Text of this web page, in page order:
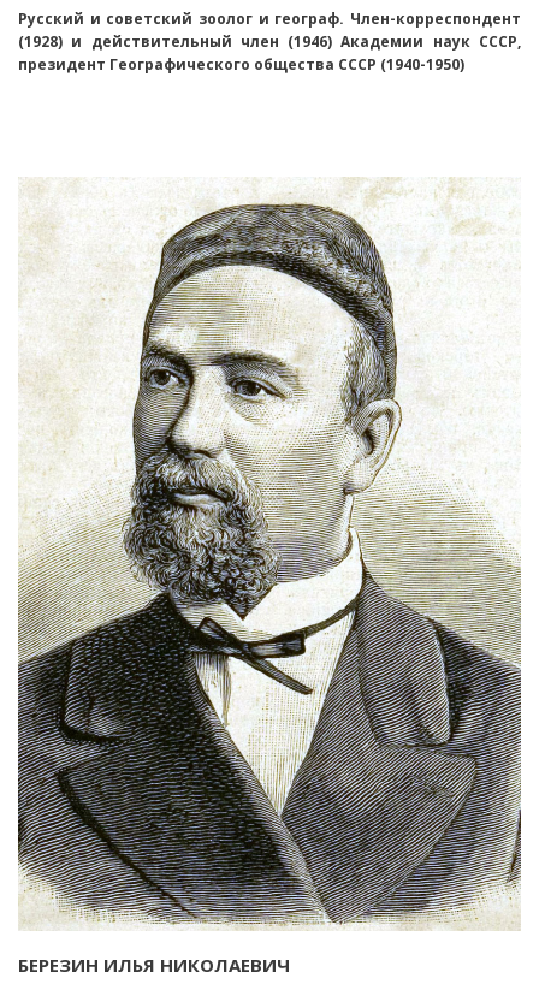
Русский и советский зоолог и географ. Член-корреспондент
(1928) и действительный член (1946) Академии наук СССР,
президент Географического общества СССР (1940-1950)
БЕРЕЗИН ИЛЬЯ НИКОЛАЕВИЧ